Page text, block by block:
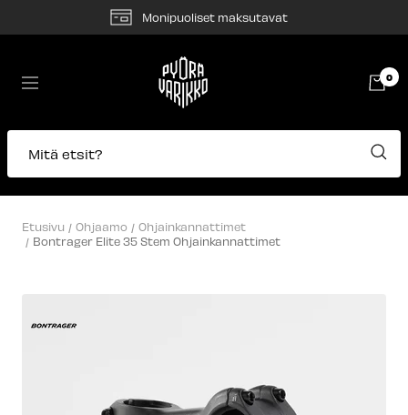
Monipuoliset maksutavat
Navigaatio
Pyörävarikko
0
Mitä etsit?
Etusivu Ohjaamo
Ohjainkannattimet
Bontrager Elite 35 Stem Ohjainkannattimet